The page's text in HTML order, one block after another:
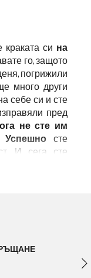
краката си на
го, защото
погрижили
много други
себе си и сте
пред
не сте им
Успешносте
И сега сте
-